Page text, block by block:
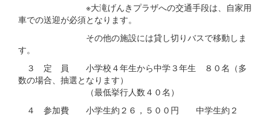
※大滝げんきプラザへの交通手段は、自家用
車での送迎が必須となります。
その他の施設には貸し切りバスで移動しま
す。
３ 定 員 小学校４年生から中学３年生 ８０名（多
数の場合、抽選となります）
（最低挙行人数４０名）
４ 参加費 小学生約２６，５００円 中学生約２